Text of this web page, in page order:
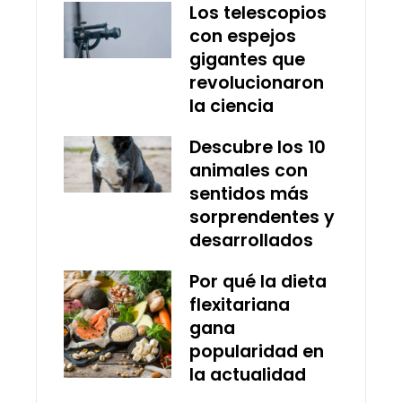
Los telescopios
con espejos
gigantes que
revolucionaron
la ciencia
Descubre los 10
animales con
sentidos más
sorprendentes y
desarrollados
Por qué la dieta
flexitariana
gana
popularidad en
la actualidad